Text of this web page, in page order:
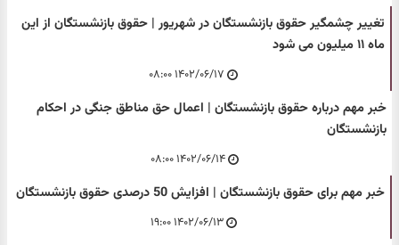
تغییر چشمگیر حقوق بازنشستگان در شهریور | حقوق بازنشستگان از این
ماه ۱۱ میلیون می شود
۱۴۰۲/۰۶/۱۷ ۰۸:۰۰
خبر مهم درباره حقوق بازنشستگان | اعمال حق مناطق جنگی در احکام
بازنشستگان
۱۴۰۲/۰۶/۱۴ ۰۸:۰۰
خبر مهم برای حقوق بازنشستگان | افزایش 50 درصدی حقوق بازنشستگان
۱۴۰۲/۰۶/۱۳ ۱۹:۰۰